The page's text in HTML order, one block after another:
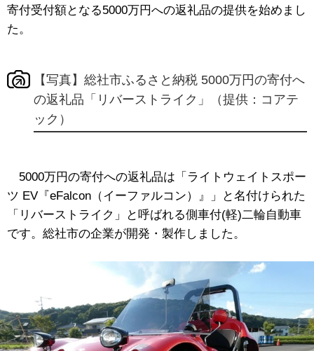
寄付受付額となる5000万円への返礼品の提供を始めまし
た。
【写真】総社市ふるさと納税 5000万円の寄付へ
の返礼品「リバーストライク」（提供：コアテ
ック）
5000万円の寄付への返礼品は「ライトウェイトスポー
ツ EV『eFalcon（イーファルコン）』」と名付けられた
「リバーストライク」と呼ばれる側車付(軽)二輪自動車
です。総社市の企業が開発・製作しました。